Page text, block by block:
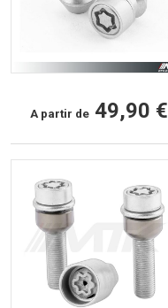
A partir de 49,90 €